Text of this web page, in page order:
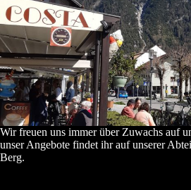
Wir freuen uns immer über Zuwachs auf
unser Angebote findet ihr auf unserer
Berg.